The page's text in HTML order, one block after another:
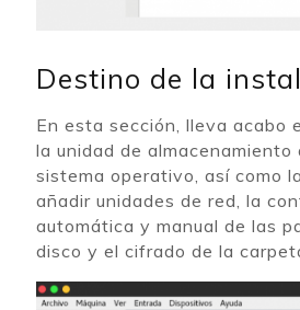
Destino de la
En esta sección, lleva acabo
la unidad de almacenamiento
sistema operativo, así como
añadir unidades de red, la
automática y manual de las
disco y el cifrado de la